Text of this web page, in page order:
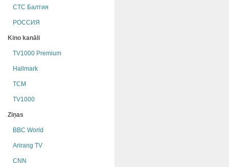
СТС Балтия
РОССИЯ
Kino kanāli
TV1000 Premium
Hallmark
TCM
TV1000
Ziņas
BBC World
Arirang TV
CNN